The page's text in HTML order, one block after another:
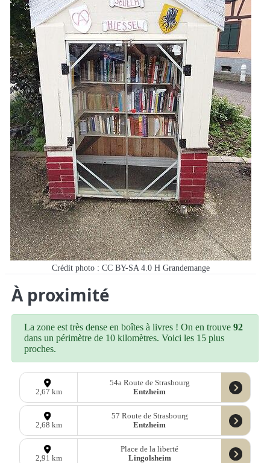
Crédit photo : CC BY-SA 4.0 H Grandemange
À proximité
La zone est très dense en boîtes à livres ! On en trouve92
dans un périmètre de 10 kilomètres. Voici les 15 plus
proches.
2,67 km
54a Route de Strasbourg
Entzheim
2,68 km
57 Route de Strasbourg
Entzheim
2,91 km
Place de la liberté
Lingolsheim